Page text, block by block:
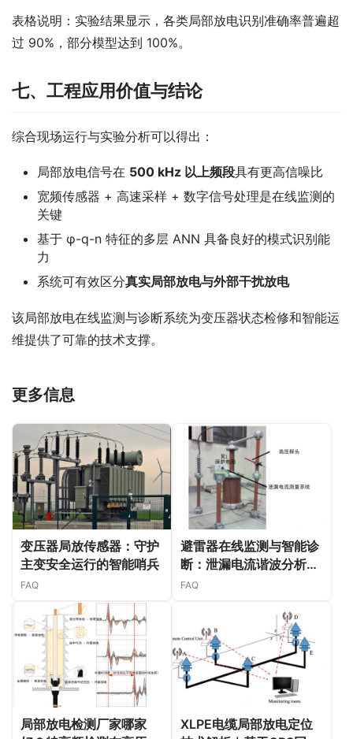
表格说明：实验结果显示，各类局部放电识别准确率普遍超
过 90%，部分模型达到 100%。
七、工程应用价值与结论
综合现场运行与实验分析可以得出：
局部放电信号在 500 kHz 以上频段具有更高信噪比
宽频传感器 + 高速采样 + 数字信号处理是在线监测的
关键
基于 φ-q-n 特征的多层 ANN 具备良好的模式识别能
力
系统可有效区分真实局部放电与外部干扰放电
该局部放电在线监测与诊断系统为变压器状态检修和智能运
维提供了可靠的技术支撑。
更多信息
变压器局放传感器：守护
主变安全运行的智能哨兵
FAQ
避雷器在线监测与智能诊
断：泄漏电流谐波分析的
突破性应用
FAQ
局部放电检测厂家哪家
XLPE电缆局部放电定位